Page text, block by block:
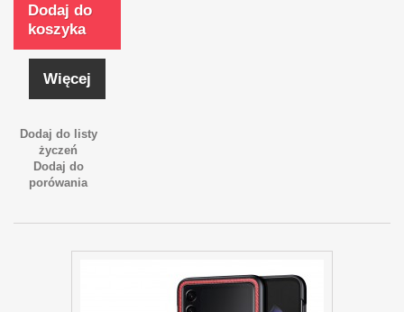
Dodaj do
koszyka
Więcej
Dodaj do listy
życzeń
Dodaj do
porówania